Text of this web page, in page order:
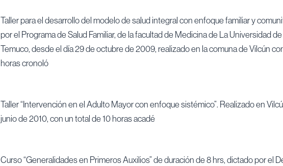
Taller para el desarrollo del modelo de salud integral con enfoque familiar y
por el Programa de Salud Familiar, de la facultad de Medicina de La Universidad
Temuco, desde el día 29 de octubre de 2009, realizado en la comuna de Vilcún
horas cronoló
Taller “Intervención en el Adulto Mayor con enfoque sistémico”. Realizado en
junio de 2010, con un total de 10 horas acadé
Curso “Generalidades en Primeros Auxilios” de duración de 8 hrs, dictado por el